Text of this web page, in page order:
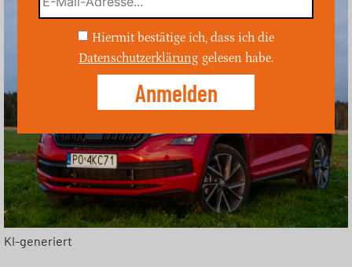
KI-generiert
Hiermit bestätige ich, dass ich die
Datenschutzerklärung gelesen habe.